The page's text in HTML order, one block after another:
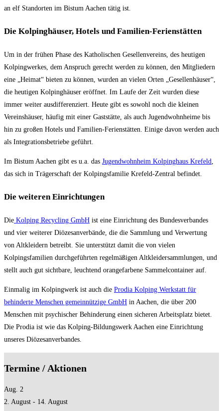
an elf Standorten im Bistum Aachen tätig ist.
Die Kolpinghäuser, Hotels und Familien-Ferienstätten
Um in der frühen Phase des Katholischen Gesellenvereins, des heutigen
Kolpingwerkes, dem Anspruch gerecht werden zu können, den Mitgliedern
eine „Heimat“ bieten zu können, wurden an vielen Orten „Gesellenhäuser“,
die heutigen Kolpinghäuser eröffnet. Im Laufe der Zeit wurden diese
immer weiter ausdifferenziert. Heute gibt es sowohl noch die kleinen
Vereinshäuser, häufig mit einer Gaststätte, als auch Jugendwohnheime bis
hin zu großen Hotels und Familien-Ferienstätten. Einige davon werden auch
als Integrationsbetriebe geführt.
Im Bistum Aachen gibt es u.a. das Jugendwohnheim Kolpinghaus Krefeld
das sich in Trägerschaft der Kolpingsfamilie Krefeld-Zentral befindet.
Die weiteren Einrichtungen
Die Kolping Recycling GmbH ist eine Einrichtung des Bundesverbandes
und vier weiterer Diözesanverbände, die die Sammlung und Verwertung
von Altkleidern betreibt. Sie unterstützt damit die von vielen
Kolpingsfamilien durchgeführten regelmäßigen Altkleidersammlungen, und
stellt auch gut sichtbare, leuchtend orangefarbene Sammelcontainer auf.
Einmalig im Kolpingwerk ist auch die Prodia Kolping Werkstatt für
behinderte Menschen gemeinnützige GmbH in Aachen, die über 200
Menschen mit psychischer Behinderung einen sicheren Arbeitsplatz bietet.
Die Prodia ist wie das Kolping-Bildungswerk Aachen eine Einrichtung
unseres Diözesanverbandes.
Termine / Aktionen
Aug. 2
2. August - 14. August